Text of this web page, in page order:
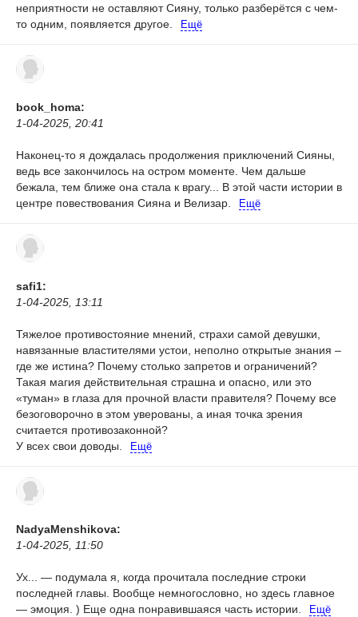
неприятности не оставляют Сияну, только разберётся с чем-
то одним, появляется другое.
Ещё
book_homa:
1-04-2025, 20:41
Наконец-то я дождалась продолжения приключений Сияны,
ведь все закончилось на остром моменте. Чем дальше
бежала, тем ближе она стала к врагу...
В этой части истории в
центре повествования Сияна и Велизар.
Ещё
safi1:
1-04-2025, 13:11
Тяжелое противостояние мнений, страхи самой девушки,
навязанные властителями устои, неполно открытые знания –
где же истина? Почему столько запретов и ограничений?
Такая магия действительная страшна и опасно, или это
«туман» в глаза для прочной власти правителя? Почему все
безоговорочно в этом уверованы, а иная точка зрения
считается противозаконной?
У всех свои доводы.
Ещё
NadyaMenshikova:
1-04-2025, 11:50
Ух... — подумала я, когда прочитала последние строки
последней главы. Вообще немногословно, но здесь главное
— эмоция. ) Еще одна понравившаяся часть истории. Ещё